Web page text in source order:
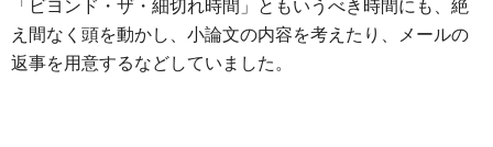
「ビヨンド・ザ・細切れ時間」ともいうべき時間にも、絶
え間なく頭を動かし、小論文の内容を考えたり、メールの
返事を用意するなどしていました。